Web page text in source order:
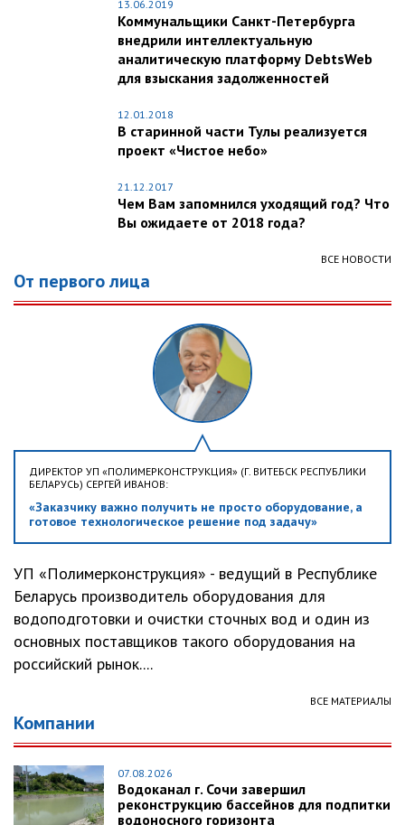
13.06.2019
Коммунальщики Санкт-Петербурга
внедрили интеллектуальную
аналитическую платформу DebtsWeb
для взыскания задолженностей
12.01.2018
В старинной части Тулы реализуется
проект «Чистое небо»
21.12.2017
Чем Вам запомнился уходящий год? Что
Вы ожидаете от 2018 года?
ВСЕ НОВОСТИ
От первого лица
ДИРЕКТОР УП «ПОЛИМЕРКОНСТРУКЦИЯ» (Г. ВИТЕБСК РЕСПУБЛИКИ
БЕЛАРУСЬ) СЕРГЕЙ ИВАНОВ:
«Заказчику важно получить не просто оборудование, а
готовое технологическое решение под задачу»
УП «Полимерконструкция» - ведущий в Республике
Беларусь производитель оборудования для
водоподготовки и очистки сточных вод и один из
основных поставщиков такого оборудования на
российский рынок....
ВСЕ МАТЕРИАЛЫ
Компании
07.08.2026
Водоканал г. Сочи завершил
реконструкцию бассейнов для подпитки
водоносного горизонта